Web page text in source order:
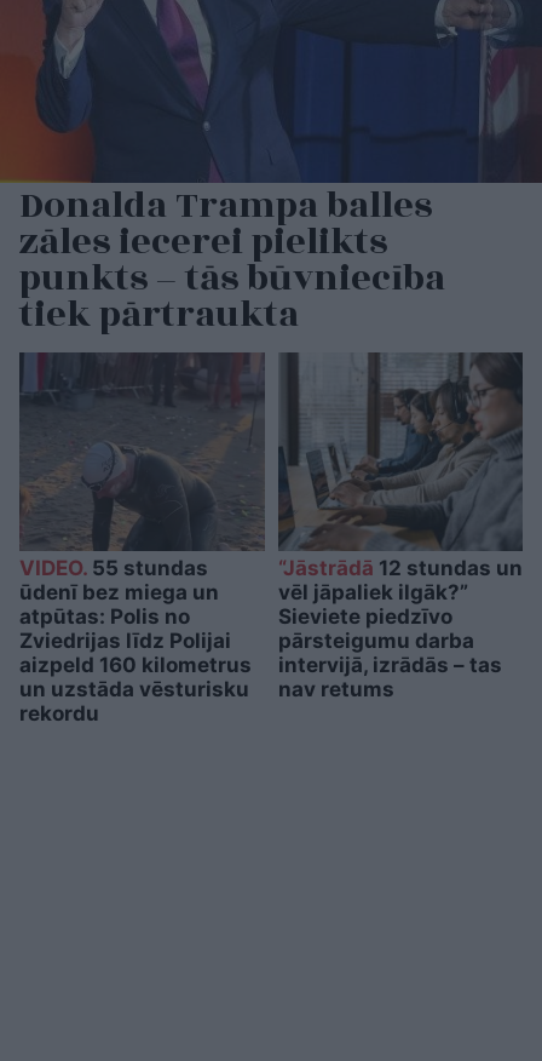
Donalda Trampa balles
zāles iecerei pielikts
punkts – tās būvniecība
tiek pārtraukta
VIDEO. 55 stundas
ūdenī bez miega un
atpūtas: Polis no
Zviedrijas līdz Polijai
aizpeld 160 kilometrus
un uzstāda vēsturisku
rekordu
“Jāstrādā 12 stundas un
vēl jāpaliek ilgāk?”
Sieviete piedzīvo
pārsteigumu darba
intervijā, izrādās – tas
nav retums